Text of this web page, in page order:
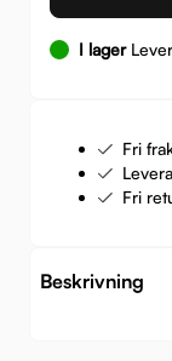
I lager
Fri
Fri
Beskrivning